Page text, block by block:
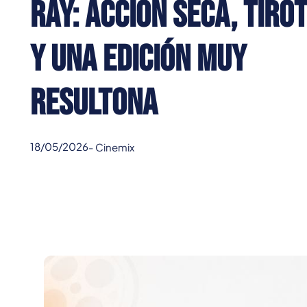
ray: acción seca,
y una edición muy
resultona
18/05/2026- Cinemix